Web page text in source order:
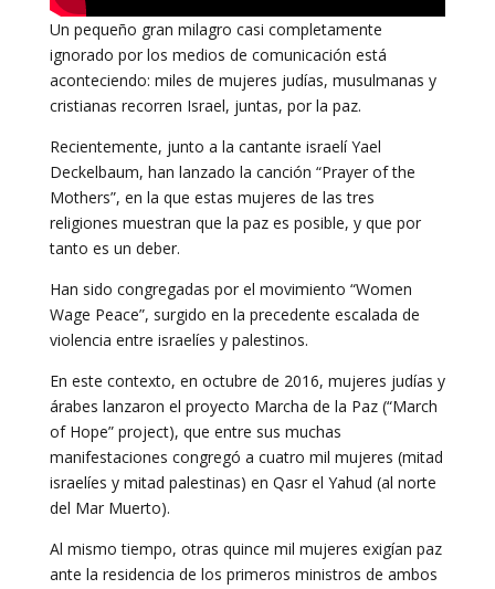
Un pequeño gran milagro casi completamente
ignorado por los medios de comunicación está
aconteciendo: miles de mujeres judías, musulmanas y
cristianas recorren Israel, juntas, por la paz.
Recientemente, junto a la cantante israelí Yael
Deckelbaum, han lanzado la canción “Prayer of the
Mothers”, en la que estas mujeres de las tres
religiones muestran que la paz es posible, y que por
tanto es un deber.
Han sido congregadas por el movimiento “Women
Wage Peace”, surgido en la precedente escalada de
violencia entre israelíes y palestinos.
En este contexto, en octubre de 2016, mujeres judías y
árabes lanzaron el proyecto Marcha de la Paz (“March
of Hope” project), que entre sus muchas
manifestaciones congregó a cuatro mil mujeres (mitad
israelíes y mitad palestinas) en Qasr el Yahud (al norte
del Mar Muerto).
Al mismo tiempo, otras quince mil mujeres exigían paz
ante la residencia de los primeros ministros de ambos